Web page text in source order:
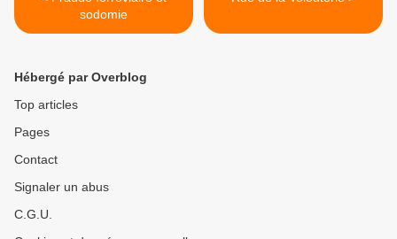
sodomie
Hébergé par Overblog
Top articles
Pages
Contact
Signaler un abus
C.G.U.